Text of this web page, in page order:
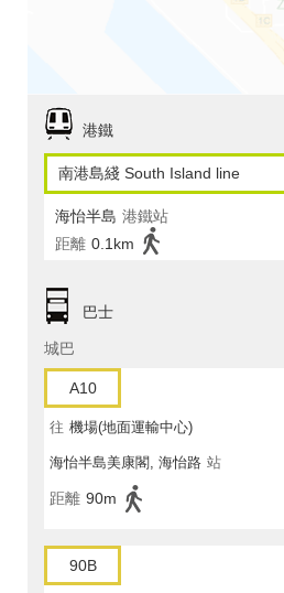
港鐵
南港島綫 South Island line
海怡半島 港鐵站
距離 0.1km
巴士
城巴
A10
往 機場(地面運輸中心)
海怡半島美康閣, 海怡路 站
距離 90m
90B